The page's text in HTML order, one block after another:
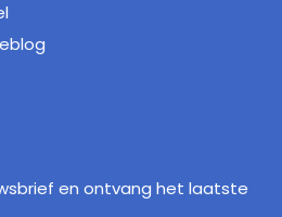
en ontvang het laatste